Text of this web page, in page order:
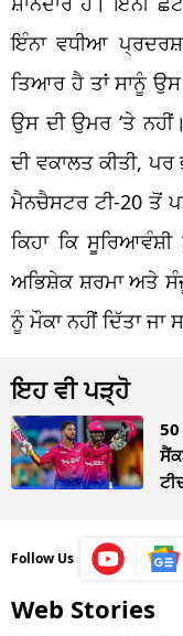
ਇੰਨਾ ਵਧੀਆ
ਤਿਆਰ ਹੈ ਤਾਂ ਸਾਨੂੰ ਉਸ
ਉਸ ਦੀ ਉਮਰ ‘ਤੇ
ਦੀ ਵਕਾਲਤ ਕੀਤੀ,
ਮੈਨਚੈਸਟਰ ਟੀ-20 ਤੋਂ
ਕਿਹਾ ਕਿ ਸੂਰਿਆਵੰਸ਼ੀ
ਅਭਿਸ਼ੇਕ ਸ਼ਰਮਾ ਅਤੇ
ਨੂੰ ਮੌਕਾ ਨਹੀਂ ਦਿੱਤਾ ਜਾ
ਇਹ ਵੀ ਪੜ੍ਹੋ
Follow Us
Web Stories